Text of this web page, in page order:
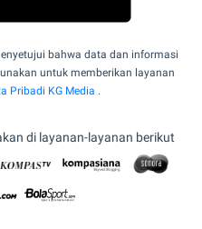
bahwa data dan informasi
untuk memberikan layanan
Pribadi KG Media .
di layanan-layanan berikut